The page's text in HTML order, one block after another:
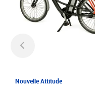
Nouvelle Attitude